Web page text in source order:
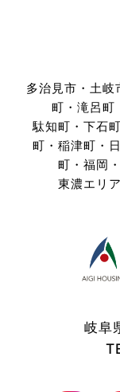
多治見市・土岐
町・滝呂町
駄知町・下石
町・稲津町・
町・ 福岡
東濃エリ
岐阜